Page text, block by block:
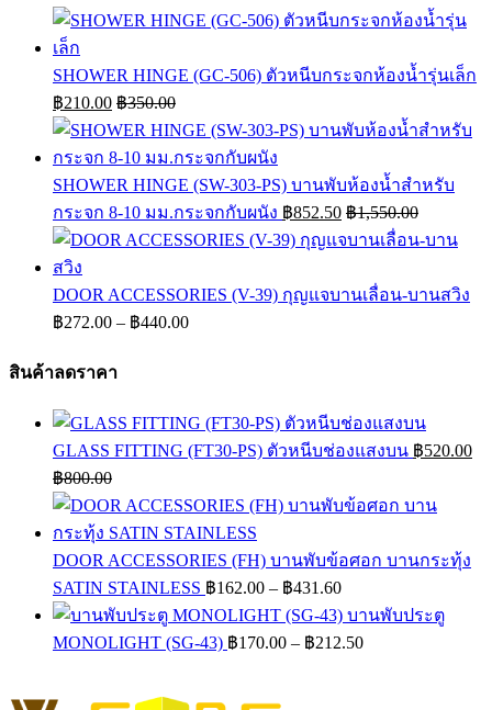
SHOWER HINGE (GC-506) ตัวหนีบกระจกห้องน้ำรุ่นเล็ก
฿210.00 ฿350.00
SHOWER HINGE (SW-303-PS) บานพับห้องน้ำสำหรับ
กระจก 8-10 มม.กระจกกับผนัง ฿852.50 ฿1,550.00
DOOR ACCESSORIES (V-39) กุญแจบานเลื่อน-บานสวิง
฿272.00 – ฿440.00Price
สินค้าลดราคา
GLASS FITTING (FT30-PS) ตัวหนีบช่องแสงบน ฿520.00
฿800.00
DOOR ACCESSORIES (FH) บานพับข้อศอก บานกระทุ้ง
SATIN STAINLESS ฿162.00 – ฿431.60Price
฿162.00
through
บานพับประตู
MONOLIGHT (SG-43) ฿170.00 – ฿212.50Price